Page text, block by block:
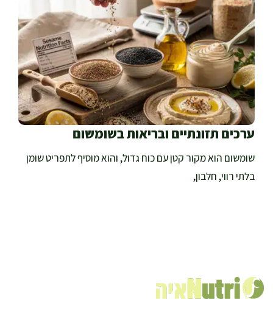
ערכים תזונתיים ובריאות בשומשום
שומשום הוא מקור קטן עם כוח גדול, והוא מוסיף לתפריט שומן
בלתי רווי, חלבון,